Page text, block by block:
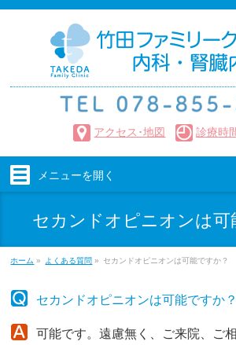
アクセス･地図 診療時
メニューを開く
セカンドオピニオンは可
ホーム » よくある質問 » セカンドオピニオンは可能ですか？
セカンドオピニオンは可能ですか？
可能です。遠慮無く、ご来院、ご